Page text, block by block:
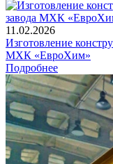
11.02.2026
Изготовление
МХК «ЕвроХим»
Подробнее